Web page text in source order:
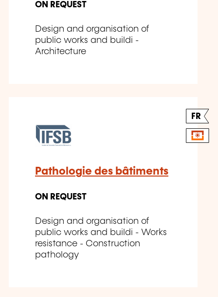
ON REQUEST
Design and organisation of
public works and buildi -
Architecture
FR
Pathologie des bâtiments
ON REQUEST
Design and organisation of
public works and buildi - Works
resistance - Construction
pathology